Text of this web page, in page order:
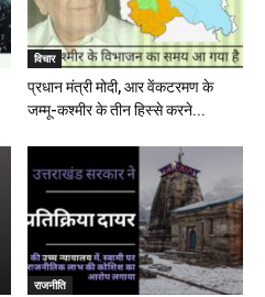
विचार
प्रधान मंत्री मोदी, आर वेंकटरमण के
जम्मू-कश्मीर के तीन हिस्से करने...
राजनीति